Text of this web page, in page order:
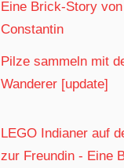
Eine Brick-Story von
Constantin
Pilze sammeln mit
Wanderer [update]
LEGO Indianer auf
zur Freundin - Eine